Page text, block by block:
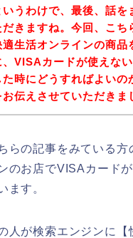
いうわけで、最後、話を
だきますね。今回、こち
適生活オンラインの商品
、VISAカードが使えな
た時にどうすればよいの
お伝えさせていただきま
らの記事をみている方
のお店でVISAカード
ます。
人が検索エンジンに【